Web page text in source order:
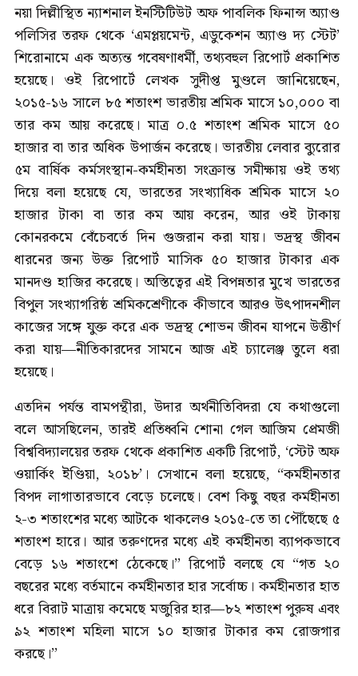
নয়া দিল্লীস্থিত ন্যাশনাল ইনস্টিটিউট অফ পাবলিক ফিনান্স অ্যাণ্ড
পলিসির তরফ থেকে ‘এমপ্লয়মেন্ট, এডুকেশন অ্যাণ্ড দ্য স্টেট’
শিরোনামে এক অত্যন্ত গবেষণাধর্মী, তথ্যবহুল রিপোর্ট প্রকাশিত
হয়েছে। ওই রিপোর্টে লেখক সুদীপ্ত মুণ্ডলে জানিয়েছেন,
২০১৫-১৬ সালে ৮৫ শতাংশ ভারতীয় শ্রমিক মাসে ১০,০০০ বা
তার কম আয় করেছে। মাত্র ০.৫ শতাংশ শ্রমিক মাসে ৫০
হাজার বা তার অধিক উপার্জন করেছে। ভারতীয় লেবার ব্যুরোর
৫ম বার্ষিক কর্মসংস্থান-কর্মহীনতা সংক্রান্ত সমীক্ষায় ওই তথ্য
দিয়ে বলা হয়েছে যে, ভারতের সংখ্যাধিক শ্রমিক মাসে ২০
হাজার টাকা বা তার কম আয় করেন, আর ওই টাকায়
কোনরকমে বেঁচেবর্তে দিন গুজরান করা যায়। ভদ্রস্থ জীবন
ধারনের জন্য উক্ত রিপোর্ট মাসিক ৫০ হাজার টাকার এক
মানদণ্ড হাজির করেছে। অস্তিত্বের এই বিপন্নতার মুখে ভারতের
বিপুল সংখ্যাগরিষ্ঠ শ্রমিকশ্রেণীকে কীভাবে আরও উৎপাদনশীল
কাজের সঙ্গে যুক্ত করে এক ভদ্রস্থ শোভন জীবন যাপনে উত্তীর্ণ
করা যায়—নীতিকারদের সামনে আজ এই চ্যালেঞ্জ তুলে ধরা
হয়েছে।
এতদিন পর্যন্ত বামপন্থীরা, উদার অর্থনীতিবিদরা যে কথাগুলো
বলে আসছিলেন, তারই প্রতিধ্বনি শোনা গেল আজিম প্রেমজী
বিশ্ববিদ্যালয়ের তরফ থেকে প্রকাশিত একটি রিপোর্ট, ‘স্টেট অফ
ওয়ার্কিং ইণ্ডিয়া, ২০১৮’। সেখানে বলা হয়েছে, “কর্মহীনতার
বিপদ লাগাতারভাবে বেড়ে চলেছে। বেশ কিছু বছর কর্মহীনতা
২-৩ শতাংশের মধ্যে আটকে থাকলেও ২০১৫-তে তা পৌঁছেছে ৫
শতাংশ হারে। আর তরুণদের মধ্যে এই কর্মহীনতা ব্যাপকভাবে
বেড়ে ১৬ শতাংশে ঠেকেছে।’’ রিপোর্ট বলছে যে “গত ২০
বছরের মধ্যে বর্তমানে কর্মহীনতার হার সর্বোচ্চ। কর্মহীনতার হাত
ধরে বিরাট মাত্রায় কমেছে মজুরির হার—৮২ শতাংশ পুরুষ এবং
৯২ শতাংশ মহিলা মাসে ১০ হাজার টাকার কম রোজগার
করছে।’’